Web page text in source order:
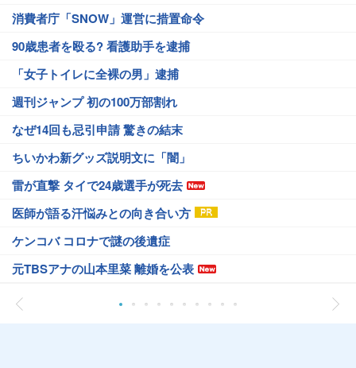
消費者庁「SNOW」運営に措置命令
90歳患者を殴る? 看護助手を逮捕
「女子トイレに全裸の男」逮捕
週刊ジャンプ 初の100万部割れ
なぜ14回も忌引申請 驚きの結末
ちいかわ新グッズ説明文に「闇」
雷が直撃 タイで24歳選手が死去
医師が語る汗悩みとの向き合い方
ケンコバ コロナで謎の後遺症
元TBSアナの山本里菜 離婚を公表